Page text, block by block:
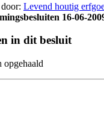
Levend houtig
16-06-
in dit besluit
opgehaald